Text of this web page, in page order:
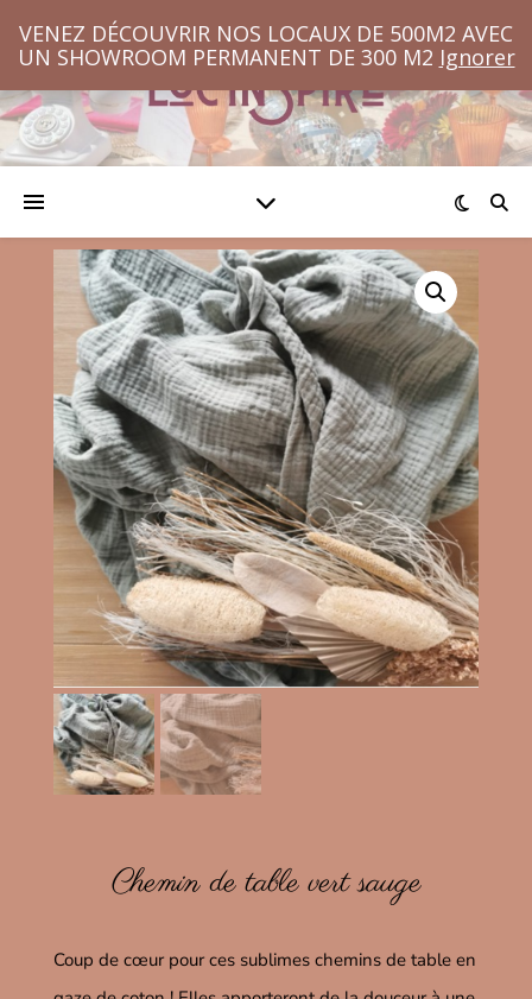
VENEZ DÉCOUVRIR NOS LOCAUX DE 500M2 AVEC
UN SHOWROOM PERMANENT DE 300 M2 Ignorer
Chemin de table vert sauge
Coup de cœur pour ces sublimes chemins de table en